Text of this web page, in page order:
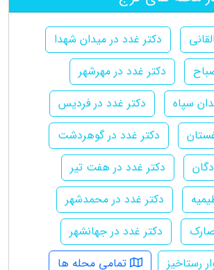
دکتر غدد در میدان شهدا
دکتر غدد در مهرشهر
سپاه
دکتر غدد در فردیس
دکتر غدد در گوهردشت
دکتر غدد در هفت تیر
دکتر غدد در محمدشهر
دکتر غدد در جهانشهر
رستاخیز
تمامی محله ها